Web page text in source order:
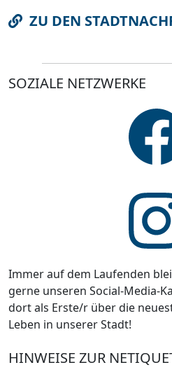
ZU DEN
SOZIALE NETZWERKE
Immer auf dem Laufenden
gerne unseren Social-Media-
dort als Erste/r über die
Leben in unserer Stadt!
HINWEISE ZUR